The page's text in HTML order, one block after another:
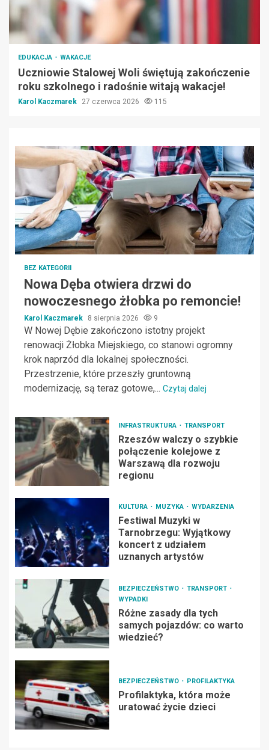
EDUKACJA WAKACJE
Uczniowie Stalowej Woli świętują zakończenie
roku szkolnego i radośnie witają wakacje!
Karol Kaczmarek 27 czerwca 2026 115
BEZ KATEGORII
Nowa Dęba otwiera drzwi do
nowoczesnego żłobka po remoncie!
Karol Kaczmarek 8 sierpnia 2026 9
W Nowej Dębie zakończono istotny projekt
renowacji Żłobka Miejskiego, co stanowi ogromny
krok naprzód dla lokalnej społeczności.
Przestrzenie, które przeszły gruntowną
modernizację, są teraz gotowe,... Czytaj dalej
INFRASTRUKTURA TRANSPORT
Rzeszów walczy o szybkie
połączenie kolejowe z
Warszawą dla rozwoju
regionu
KULTURA MUZYKA WYDARZENIA
Festiwal Muzyki w
Tarnobrzegu: Wyjątkowy
koncert z udziałem
uznanych artystów
BEZPIECZEŃSTWO
TRANSPORT
WYPADKI
Różne zasady dla tych
samych pojazdów: co warto
wiedzieć?
BEZPIECZEŃSTWO PROFILAKTYKA
Profilaktyka, która może
uratować życie dzieci